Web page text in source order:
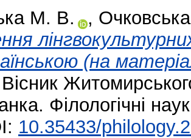
М. В.
,
(на
Вісник
Філологічні
10.35433/